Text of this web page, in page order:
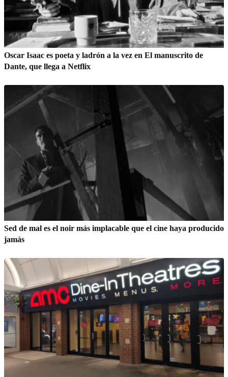
Oscar Isaac es poeta y ladrón a la vez en El manuscrito de
Dante, que llega a Netflix
Sed de mal es el noir más implacable que el cine haya producido
jamás